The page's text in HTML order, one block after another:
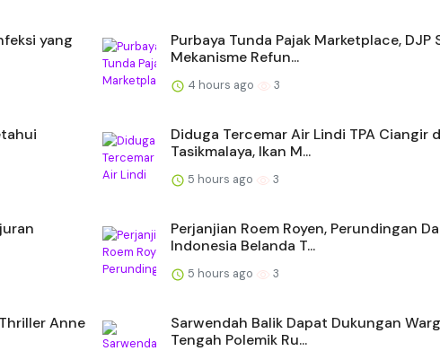
yang
Purbaya Tunda Pajak Marketplace, DJP
Mekanisme Refun...
4 hours ago 3
Diduga Tercemar Air Lindi TPA Ciangir
Tasikmalaya, Ikan M...
5 hours ago 3
Perjanjian Roem Royen, Perundingan
Indonesia Belanda T...
5 hours ago 3
Anne
Sarwendah Balik Dapat Dukungan
Tengah Polemik Ru...